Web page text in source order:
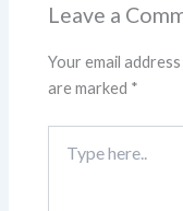
Leave a
Your email
are marked *
here..